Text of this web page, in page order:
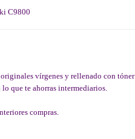
C9800
vírgenes y rellenado con
que te ahorras intermediarios.
compras.